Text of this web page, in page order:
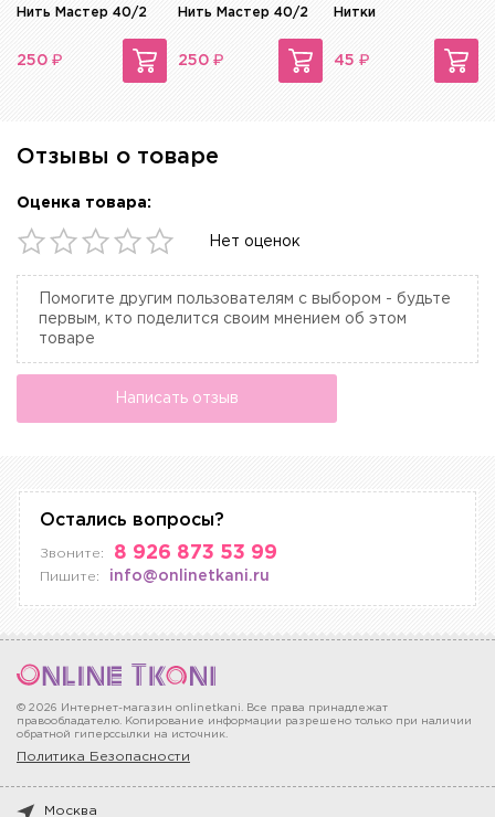
Нить Мастер 40/2
250 ₽
Нить Мастер 40/2
250 ₽
Нитки
45 ₽
Отзывы о товаре
Оценка товара:
Нет оценок
Помогите другим пользователям с выбором - будьте
первым, кто поделится своим мнением об этом
товаре
Написать отзыв
Остались вопросы?
Звоните: 8 926 873 53 99
Пишите: info@onlinetkani.ru
© 2026 Интернет-магазин onlinetkani. Все права принадлежат
правообладателю. Копирование информации разрешено только при наличии
обратной гиперссылки на источник.
Политика Безопасности
Москва